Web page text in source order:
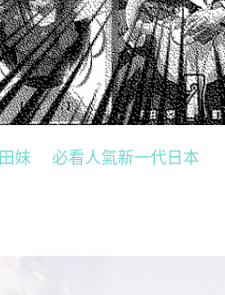
田妹 必看人氣新一代日本